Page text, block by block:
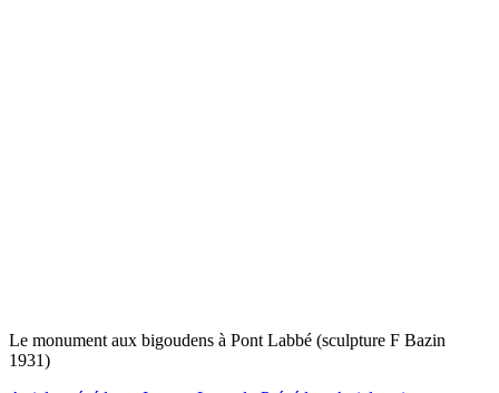
Le monument aux bigoudens à Pont Labbé (sculpture F Bazin
1931)